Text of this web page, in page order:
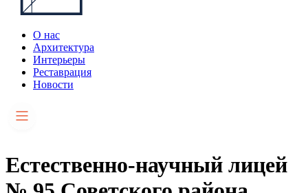
О нас
Архитектура
Интерьеры
Реставрация
Новости
Естественно-научный лицей